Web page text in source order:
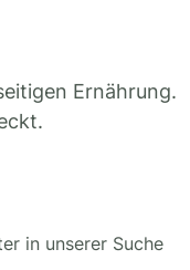
Ernährung.
in unserer Suche